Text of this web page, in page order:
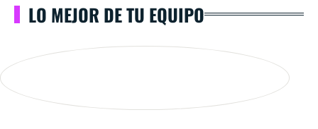
LO MEJOR DE TU EQUIPO